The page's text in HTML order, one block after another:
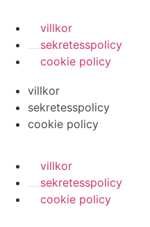
villkor
sekretesspolicy
cookie policy
villkor
sekretesspolicy
cookie policy
villkor
sekretesspolicy
cookie policy